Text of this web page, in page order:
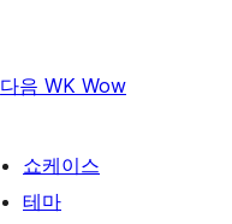
다음 WK Wow
쇼케이스
테마